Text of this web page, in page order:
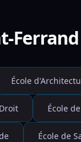
Ferrand
École
École
École de